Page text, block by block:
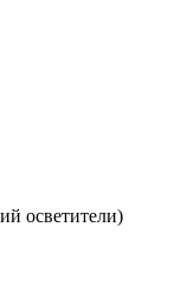
осветители)